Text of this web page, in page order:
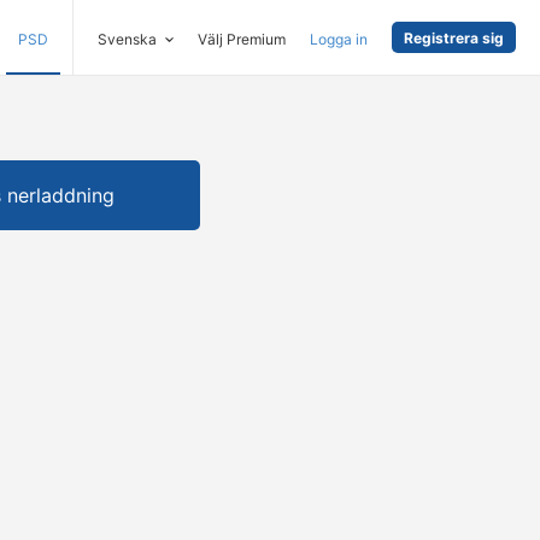
PSD Svenska Välj Premium Logga in Registrera sig
nerladdning